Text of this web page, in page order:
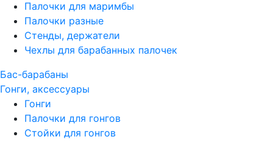
Палочки для маримбы
Палочки разные
Стенды, держатели
Чехлы для барабанных палочек
Бас-барабаны
Гонги, аксессуары
Гонги
Палочки для гонгов
Стойки для гонгов